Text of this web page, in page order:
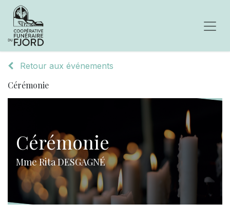
Retour aux événements
Cérémonie
Cérémonie
Mme Rita DESGAGNÉ